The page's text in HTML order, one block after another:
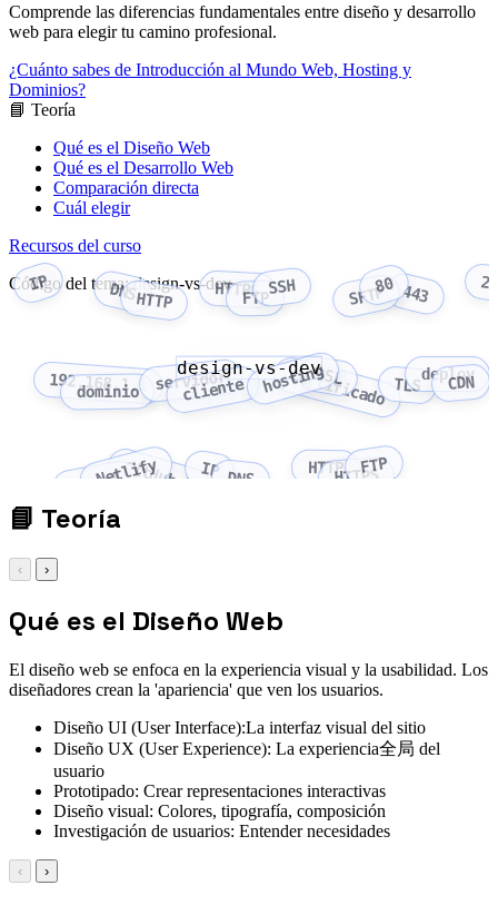
Comprende las diferencias fundamentales entre diseño y desarrollo
web para elegir tu camino profesional.
¿Cuánto sabes de Introducción al Mundo Web, Hosting y
Dominios?
📘 Teoría
Qué es el Diseño Web
Qué es el Desarrollo Web
Comparación directa
Cuál elegir
Recursos del curso
Código del tema: design-vs-dev
IP DNSHTTP HTTPS
FTP
SSH SFTP
80 443
192.168.1.1
dominio servidor
cliente hosting
certificado
SSL TLS
deploy
CDN
Vercel
Netlify
GitHub Pages
IP DNS
HTTPHTTPS
FTP
design-vs-dev
📘 Teoría
‹ ›
Qué es el Diseño Web
El diseño web se enfoca en la experiencia visual y la usabilidad. Los
diseñadores crean la 'apariencia' que ven los usuarios.
Diseño UI (User Interface):La interfaz visual del sitio
Diseño UX (User Experience): La experiencia全局 del
usuario
Prototipado: Crear representaciones interactivas
Diseño visual: Colores, tipografía, composición
Investigación de usuarios: Entender necesidades
‹ ›